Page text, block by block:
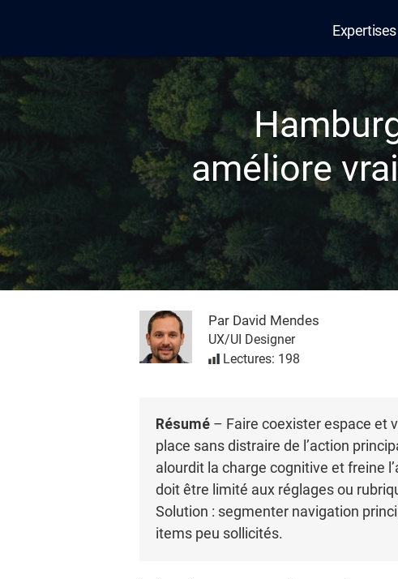
Expertises
améliore
Par David Mendes
UX/UI Designer
Lectures: 198
Résumé – Faire coexister espace et
place sans distraire de l’action
alourdit la charge cognitive et freine
doit être limité aux réglages ou
Solution : segmenter navigation
items peu sollicités.